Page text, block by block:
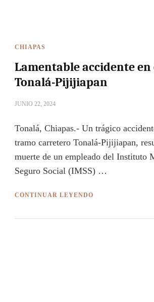
CHIAPAS
Lamentable accidente
Tonalá-Pijijiapan
JUNIO 22, 2024
Tonalá, Chiapas.- Un trágico
tramo carretero Tonalá-Pijijiapan,
muerte de un empleado del Instituto
Seguro Social (IMSS) …
CONTINUAR LEYENDO